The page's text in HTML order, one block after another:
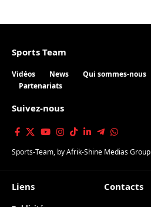
Sports Team
Vidéos News Qui sommes-nous
Partenariats
Suivez-nous
Sports-Team, byAfrik-Shine Medias Group
Liens
Contacts